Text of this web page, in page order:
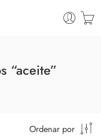
“aceite”
Ordenar por